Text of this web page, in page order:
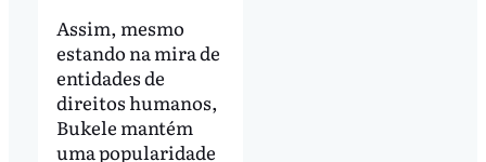
Assim, mesmo
estando na mira de
entidades de
direitos humanos,
Bukele mantém
uma popularidade